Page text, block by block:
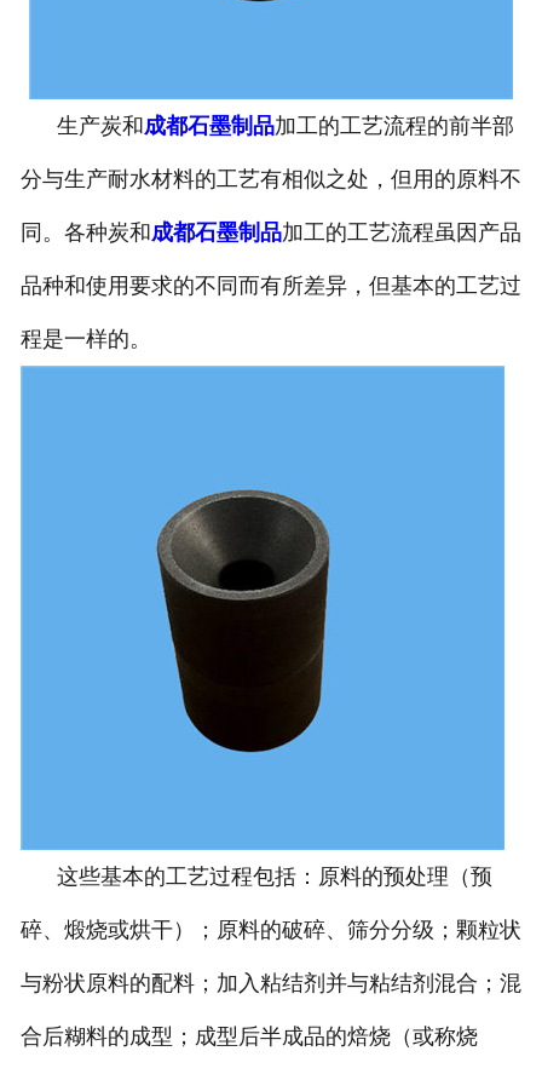
生产炭和成都石墨制品加工的工艺流程的前半部
分与生产耐水材料的工艺有相似之处，但用的原料不
同。各种炭和成都石墨制品加工的工艺流程虽因产品
品种和使用要求的不同而有所差异，但基本的工艺过
程是一样的。
这些基本的工艺过程包括：原料的预处理（预
碎、煅烧或烘干）；原料的破碎、筛分分级；颗粒状
与粉状原料的配料；加入粘结剂并与粘结剂混合；混
合后糊料的成型；成型后半成品的焙烧（或称烧